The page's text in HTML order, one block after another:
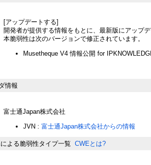
[アップデートする]
開発者が提供する情報をもとに、最新版にアップデ
本脆弱性は次のバージョンで修正されています。
Musetheque V4 情報公開 for
情報
富士通Japan株式会社
JVN : 富士通Japan株式会社からの情報
よる脆弱性タイプ一覧 CWEとは?